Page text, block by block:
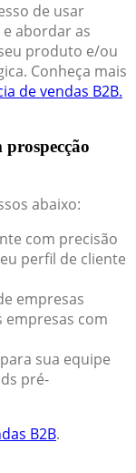
de usar
abordar as
produto e/ou
Conheça mais
de vendas B2B.
prospecção
abaixo:
com precisão
perfil de cliente
empresas
empresas com
sua equipe
pré-
B2B.